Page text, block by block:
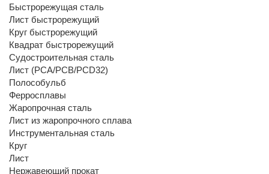
Быстрорежущая сталь
Лист быстрорежущий
Круг быстрорежущий
Квадрат быстрорежущий
Судостроительная сталь
Лист (РСА/РСВ/РСD32)
Полособульб
Ферросплавы
Жаропрочная сталь
Лист из жаропрочного сплава
Инструментальная сталь
Круг
Лист
Нержавеющий прокат